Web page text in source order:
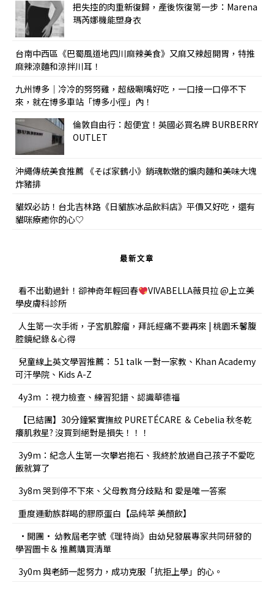
把失控的肉重新復歸，產後恢復第一步：Marena
瑪芮娜機能塑身衣
台南中西區《巴蜀風道地四川麻辣美食》又麻又辣超開胃，特推
麻辣涼麵和涼拌川耳！
九州博多｜冷冷的努努雞，超級唰嘴好吃，一口接一口停不下
來，就在博多車站「博多小徑」內！
倫敦自由行：超便宜！英國必買名牌 BURBERRY
OUTLET
沖繩傳統美食推薦 《そば家鶴小》銷魂軟嫩的爌肉麵和美味大塊
炸豬排
貓奴必訪！台北吉林路《日貓族冰品飲料店》平價又好吃，還有
貓咪療癒你的心♡
最新文章
看不出動過針！卻神奇年輕回春
VIVABELLA薇貝拉 @上立美
學皮膚科診所
人生第一次手術，子宮肌腺瘤，拜託經痛不要再來 | 桃園禾馨腹
腔鏡紀錄＆心得
兒童線上英文學習推薦： 51 talk 一對一家教、Khan Academy
可汗學院、Kids A-Z
4y3m ：視力檢查、練習犯錯、認識華德福
【已結團】30分鐘緊實撫紋 PURETÉCARE ＆ Cebelia 秋冬乾
癢肌救星? 沒買到絕對是損失！！！
3y9m：紀念人生第一次攀岩抱石、我終於放過自己孩子不愛吃
飯就算了
3y8m 哭到停不下來、父母教育分歧點 和 愛是唯一答案
重度運動族群喝的膠原蛋白【品純萃 美顏飲】
•開團• 幼教屆老字號《理特尚》由幼兒發展專家共同研發的
學習圖卡＆ 推薦購買清單
3y0m 與老師一起努力，成功克服「抗拒上學」的心。